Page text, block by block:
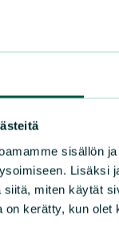
sisällön
Lisäksi
siitä, miten käytät
on kerätty, kun olet